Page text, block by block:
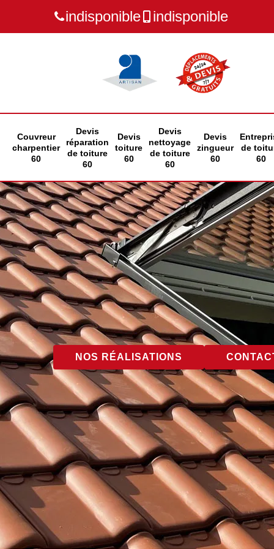
indisponible indisponible
Couvreur
charpentier
60
Devis
réparation
de toiture
60
Devis
toiture
60
Devis
nettoyage
de toiture
60
Devis
zingueur
60
de
60
NOS RÉALISATIONS